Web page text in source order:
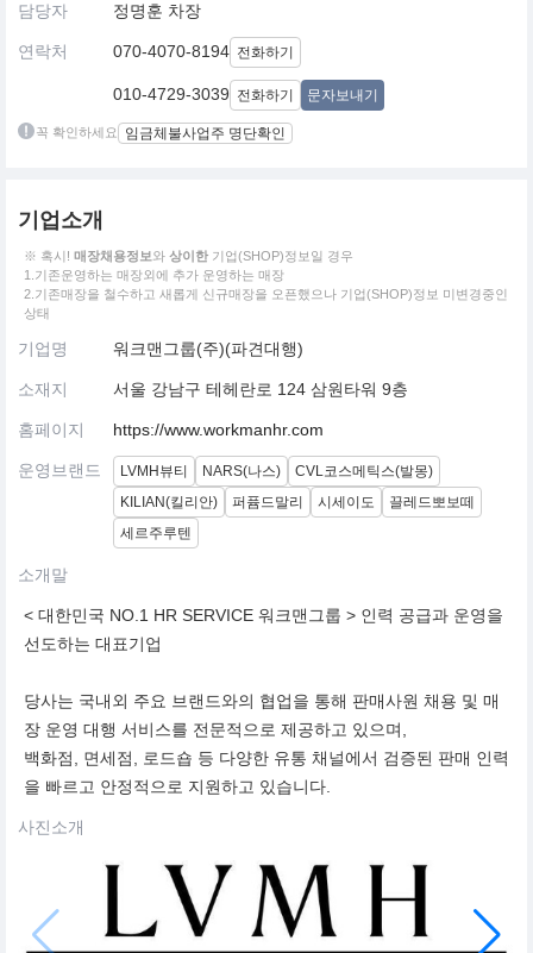
담당자 정명훈 차장
연락처 070-4070-8194 전화하기
010-4729-3039 전화하기 문자보내기
꼭 확인하세요 임금체불사업주 명단확인
기업소개
※ 혹시! 매장채용정보와 상이한 기업(SHOP)정보일 경우
1.기존운영하는 매장외에 추가 운영하는 매장
2.기존매장을 철수하고 새롭게 신규매장을 오픈했으나 기업(SHOP)정보 미변경중인
상태
기업명 워크맨그룹(주)(파견대행)
소재지 서울 강남구 테헤란로 124 삼원타워 9층
홈페이지 https://www.workmanhr.com
운영브랜드 LVMH뷰티 NARS(나스)
CVL코스메틱스(발몽)
KILIAN(킬리안)
퍼퓸드말리 시세이도
끌레드뽀보떼
세르주루텐
소개말
< 대한민국 NO.1 HR SERVICE 워크맨그룹 > 인력 공급과 운영을
선도하는 대표기업
당사는 국내외 주요 브랜드와의 협업을 통해 판매사원 채용 및 매
장 운영 대행 서비스를 전문적으로 제공하고 있으며,
백화점, 면세점, 로드숍 등 다양한 유통 채널에서 검증된 판매 인력
을 빠르고 안정적으로 지원하고 있습니다.
사진소개